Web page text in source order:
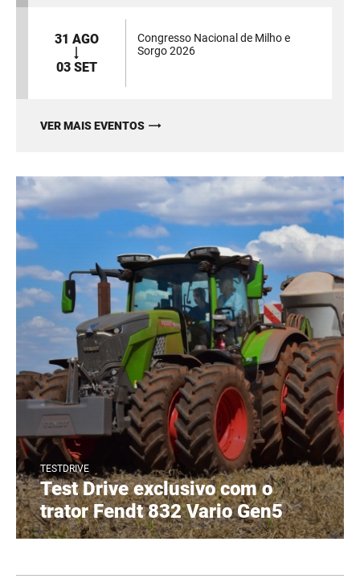
31 AGO
03 SET
Congresso Nacional de Milho e
Sorgo 2026
VER MAIS EVENTOS
TESTDRIVE
Test Drive exclusivo com o
trator Fendt 832 Vario Gen5